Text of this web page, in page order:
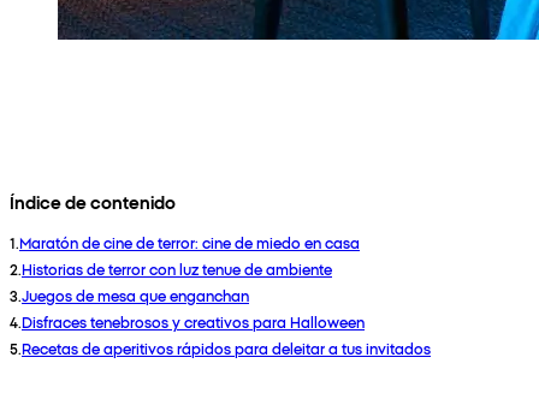
Índice de contenido
1.Maratón de cine de terror: cine de miedo en casa
2.Historias de terror con luz tenue de ambiente
3.Juegos de mesa que enganchan
4.Disfraces tenebrosos y creativos para Halloween
5.Recetas de aperitivos rápidos para deleitar a tus invitados